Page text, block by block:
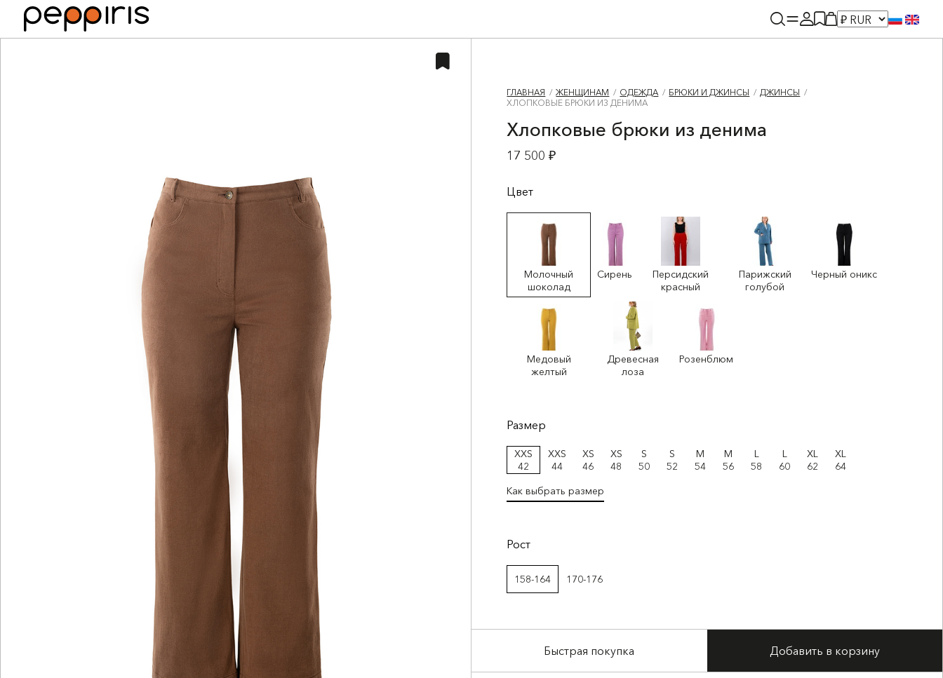
ГЛАВНАЯ ЖЕНЩИНАМ ОДЕЖДА БРЮКИ И ДЖИНСЫ
ДЖИНСЫ
ХЛОПКОВЫЕ БРЮКИ ИЗ ДЕНИМА
Хлопковые брюки из денима
17 500 ₽
Цвет
Молочный
шоколад
Сирень
Персидский
красный
Парижский
голубой
Черный оникс
Медовый
желтый
Древесная
лоза
Розенблюм
Размер
XXS
42
XXS
44
XS
46
XS
48
S
50
S
52
M
54
M
56
L
58
L
60
XL
62
XL
64
Как выбрать размер
Рост
158-164 170-176
Быстрая покупка Добавить в корзину